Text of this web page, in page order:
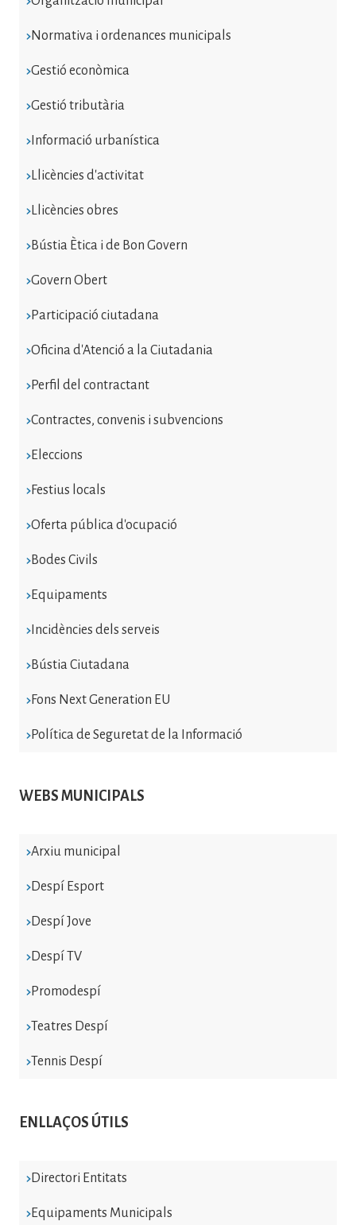
Normativa i ordenances municipals
Gestió econòmica
Gestió tributària
Informació urbanística
Llicències d'activitat
Llicències obres
Bústia Ètica i de Bon Govern
Govern Obert
Participació ciutadana
Oficina d'Atenció a la Ciutadania
Perfil del contractant
Contractes, convenis i subvencions
Eleccions
Festius locals
Oferta pública d'ocupació
Bodes Civils
Equipaments
Incidències dels serveis
Bústia Ciutadana
Fons Next Generation EU
Política de Seguretat de la Informació
WEBS MUNICIPALS
Arxiu municipal
Despí Esport
Despí Jove
Despí TV
Promodespí
Teatres Despí
Tennis Despí
ENLLAÇOS ÚTILS
Directori Entitats
Equipaments Municipals